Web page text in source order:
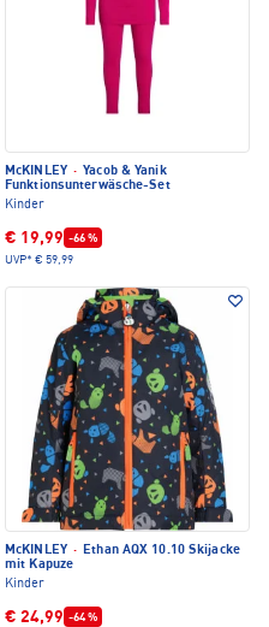
McKINLEY · Yacob & Yanik
Funktionsunterwäsche-Set
Kinder
€ 19,99 -66 %
UVP* € 59,99
McKINLEY · Ethan AQX 10.10 Skijacke
mit Kapuze
Kinder
€ 24,99 -64 %